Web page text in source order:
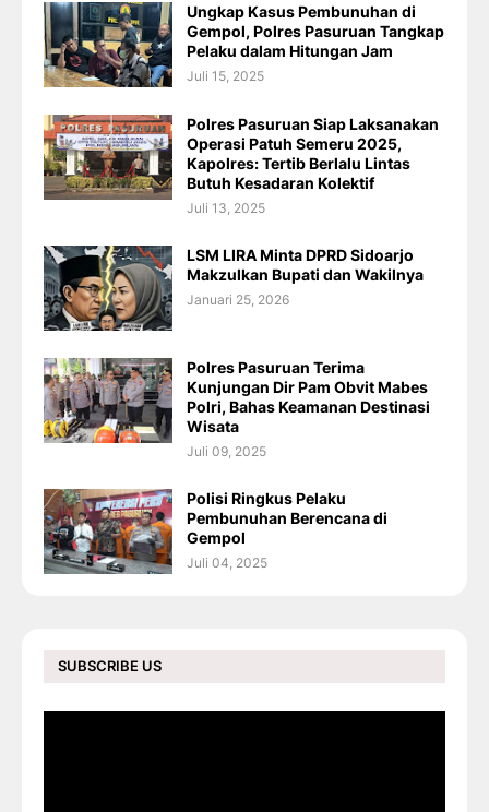
Ungkap Kasus Pembunuhan di
Gempol, Polres Pasuruan Tangkap
Pelaku dalam Hitungan Jam
Juli 15, 2025
Polres Pasuruan Siap Laksanakan
Operasi Patuh Semeru 2025,
Kapolres: Tertib Berlalu Lintas
Butuh Kesadaran Kolektif
Juli 13, 2025
LSM LIRA Minta DPRD Sidoarjo
Makzulkan Bupati dan Wakilnya
Januari 25, 2026
Polres Pasuruan Terima
Kunjungan Dir Pam Obvit Mabes
Polri, Bahas Keamanan Destinasi
Wisata
Juli 09, 2025
Polisi Ringkus Pelaku
Pembunuhan Berencana di
Gempol
Juli 04, 2025
SUBSCRIBE US